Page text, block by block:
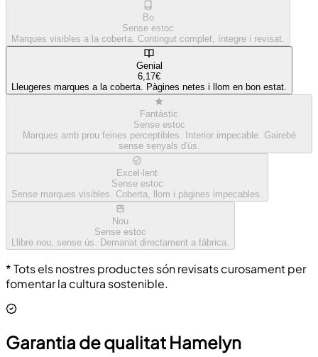
Bo
Sense estoc
Marques visibles a la coberta. Contingut complet, íntegre i revisat.
Genial
6,17€
Lleugeres marques a la coberta. Pàgines netes i llom en bon estat.
Fantàstic
Sense estoc
Marques amb prou feines perceptibles. Interior impecable. Gairebé
sense senyals d'ús.
Excel·lent
Sense estoc
Sense marques visibles. Coberta, llom i pàgines impecables.
Nou
Sense estoc
Llibre nou, sense ús. Demanat directament a fàbrica.
* Tots els nostres productes són revisats curosament per
fomentar la cultura sostenible.
Garantia de qualitat Hamelyn